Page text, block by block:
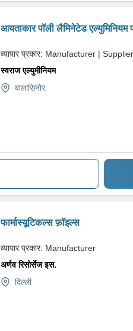
आयताकार पॉली लैमिनेटेड एल्युमिनियम
व्यापार प्रकार: Manufacturer | Supplier
स्वराज एल्युमीनियम
बालासिनोर
फार्मास्यूटिकल्स फ़ॉइल्स
व्यापार प्रकार: Manufacturer
अर्णव रिसोर्सेज इस.
दिल्ली